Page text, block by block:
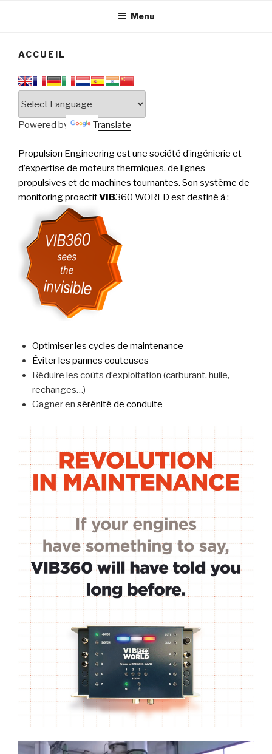
PERFORMANCE
Menu
ACCUEIL
Powered by Translate
Propulsion Engineering est une société d’ingénierie et
d’expertise de moteurs thermiques, de lignes
propulsives et de machines tournantes. Son système de
monitoring proactifVIB360 WORLD est destiné à :
Optimiser les cycles de maintenance
Éviter les pannes couteuses
Réduire les coûts d’exploitation (carburant, huile,
rechanges…)
Gagner en sérénité de conduite
Lecteur